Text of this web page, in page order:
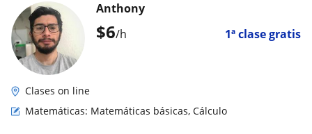
$6/h 1ª clase gratis
Anthony
Clases on line
Matemáticas: Matemáticas básicas, Cálculo